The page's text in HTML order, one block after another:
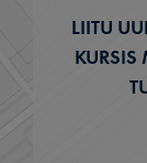
LIITU
KURSIS